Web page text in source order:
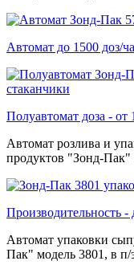
Автомат до 1500 доз/
Полуавтомат доза - от
Автомат розлива и
продуктов "Зонд-Пак"
Производительность -
Автомат упаковки
Пак" модель 3801, в п/